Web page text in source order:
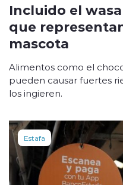
Incluido el
que
mascota
Alimentos como el
pueden causar fuertes
los ingieren.
Estafa